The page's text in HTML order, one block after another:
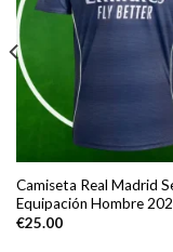
Camiseta Real Madrid
Equipación Hombre
€25.00